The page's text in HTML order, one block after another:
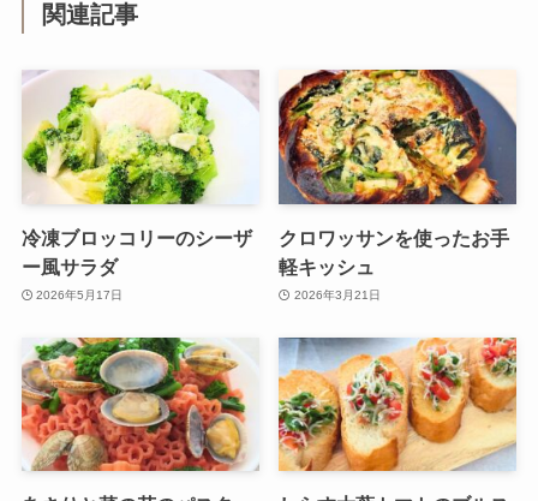
関連記事
冷凍ブロッコリーのシーザ
ー風サラダ
2026年5月17日
クロワッサンを使ったお手
軽キッシュ
2026年3月21日